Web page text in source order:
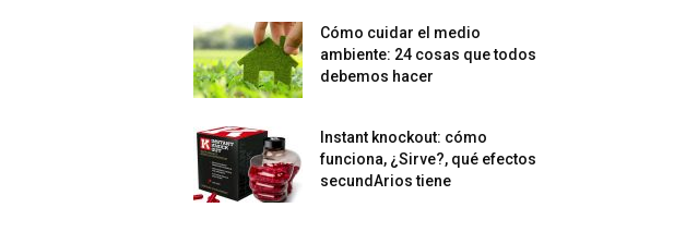
Cómo cuidar el medio
ambiente: 24 cosas que todos
debemos hacer
Instant knockout: cómo
funciona, ¿Sirve?, qué efectos
secundArios tiene